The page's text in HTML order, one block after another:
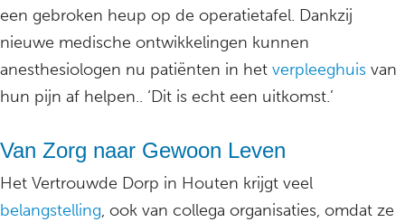
een gebroken heup op de operatietafel. Dankzij
nieuwe medische ontwikkelingen kunnen
anesthesiologen nu patiënten in het verpleeghuis van
hun pijn af helpen.. ‘Dit is echt een uitkomst.’
Van Zorg naar Gewoon Leven
Het Vertrouwde Dorp in Houten krijgt veel
belangstelling, ook van collega organisaties, omdat ze